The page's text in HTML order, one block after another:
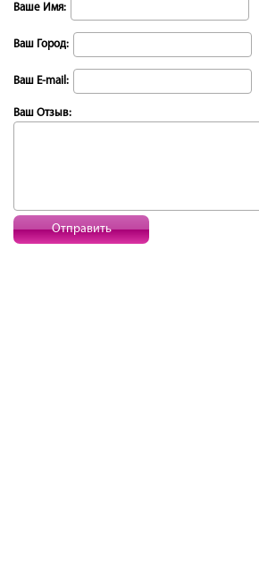
Ваше Имя:
Ваш Город:
Ваш E-mail:
Ваш Отзыв:
Отправить